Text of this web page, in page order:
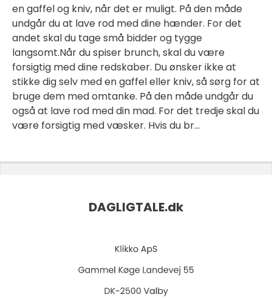
en gaffel og kniv, når det er muligt. På den måde
undgår du at lave rod med dine hænder. For det
andet skal du tage små bidder og tygge
langsomt.Når du spiser brunch, skal du være
forsigtig med dine redskaber. Du ønsker ikke at
stikke dig selv med en gaffel eller kniv, så sørg for at
bruge dem med omtanke. På den måde undgår du
også at lave rod med din mad. For det tredje skal du
være forsigtig med væsker. Hvis du br...
DAGLIGTALE.dk